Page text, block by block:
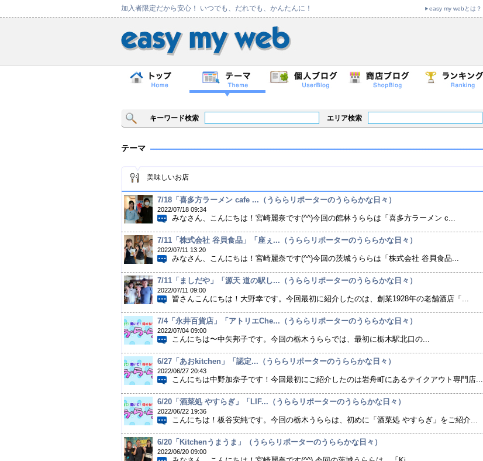
加入者限定だから安心！ いつでも、だれでも、かんたんに！ easy my webとは？
キーワード検索 エリア検索
テーマ
美味しいお店
7/18「喜多方ラーメン cafe ...（うららリポーターのうららかな日々）
2022/07/18 09:34
みなさん、こんにちは！宮崎麗奈です(^^)今回の館林うららは「喜多方ラーメン c...
7/11「株式会社 谷貝食品」「座ぇ...（うららリポーターのうららかな日々）
2022/07/11 13:20
みなさん、こんにちは！宮崎麗奈です(^^)今回の茨城うららは「株式会社 谷貝食品...
7/11「ましだや」「源天 道の駅し...（うららリポーターのうららかな日々）
2022/07/11 09:00
皆さんこんにちは！大野幸です。今回最初に紹介したのは、創業1928年の老舗酒店「...
7/4「永井百貨店」「アトリエChe...（うららリポーターのうららかな日々）
2022/07/04 09:00
こんにちは〜中矢邦子です。今回の栃木うららでは、最初に栃木駅北口の...
6/27「あおkitchen」「認定...（うららリポーターのうららかな日々）
2022/06/27 20:43
こんにちは中野加奈子です！今回最初にご紹介したのは岩舟町にあるテイクアウト専門店...
6/20「酒菜処 やすらぎ」「LIF...（うららリポーターのうららかな日々）
2022/06/22 19:36
こんにちは！板谷安純です。今回の栃木うららは、初めに「酒菜処 やすらぎ」をご紹介...
6/20「Kitchenうまうま」（うららリポーターのうららかな日々）
2022/06/20 09:00